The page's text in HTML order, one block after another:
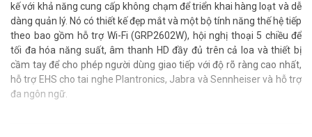
kế với khả năng cung cấp không chạm để triển khai hàng loạt và dễ
dàng quản lý. Nó có thiết kế đẹp mắt và một bộ tính năng thế hệ tiếp
theo bao gồm hỗ trợ Wi-Fi (GRP2602W), hội nghị thoại 5 chiều để
tối đa hóa năng suất, âm thanh HD đầy đủ trên cả loa và thiết bị
cầm tay để cho phép người dùng giao tiếp với độ rõ ràng cao nhất,
hỗ trợ EHS cho tai nghe Plantronics, Jabra và Sennheiser và hỗ trợ
đa ngôn ngữ.